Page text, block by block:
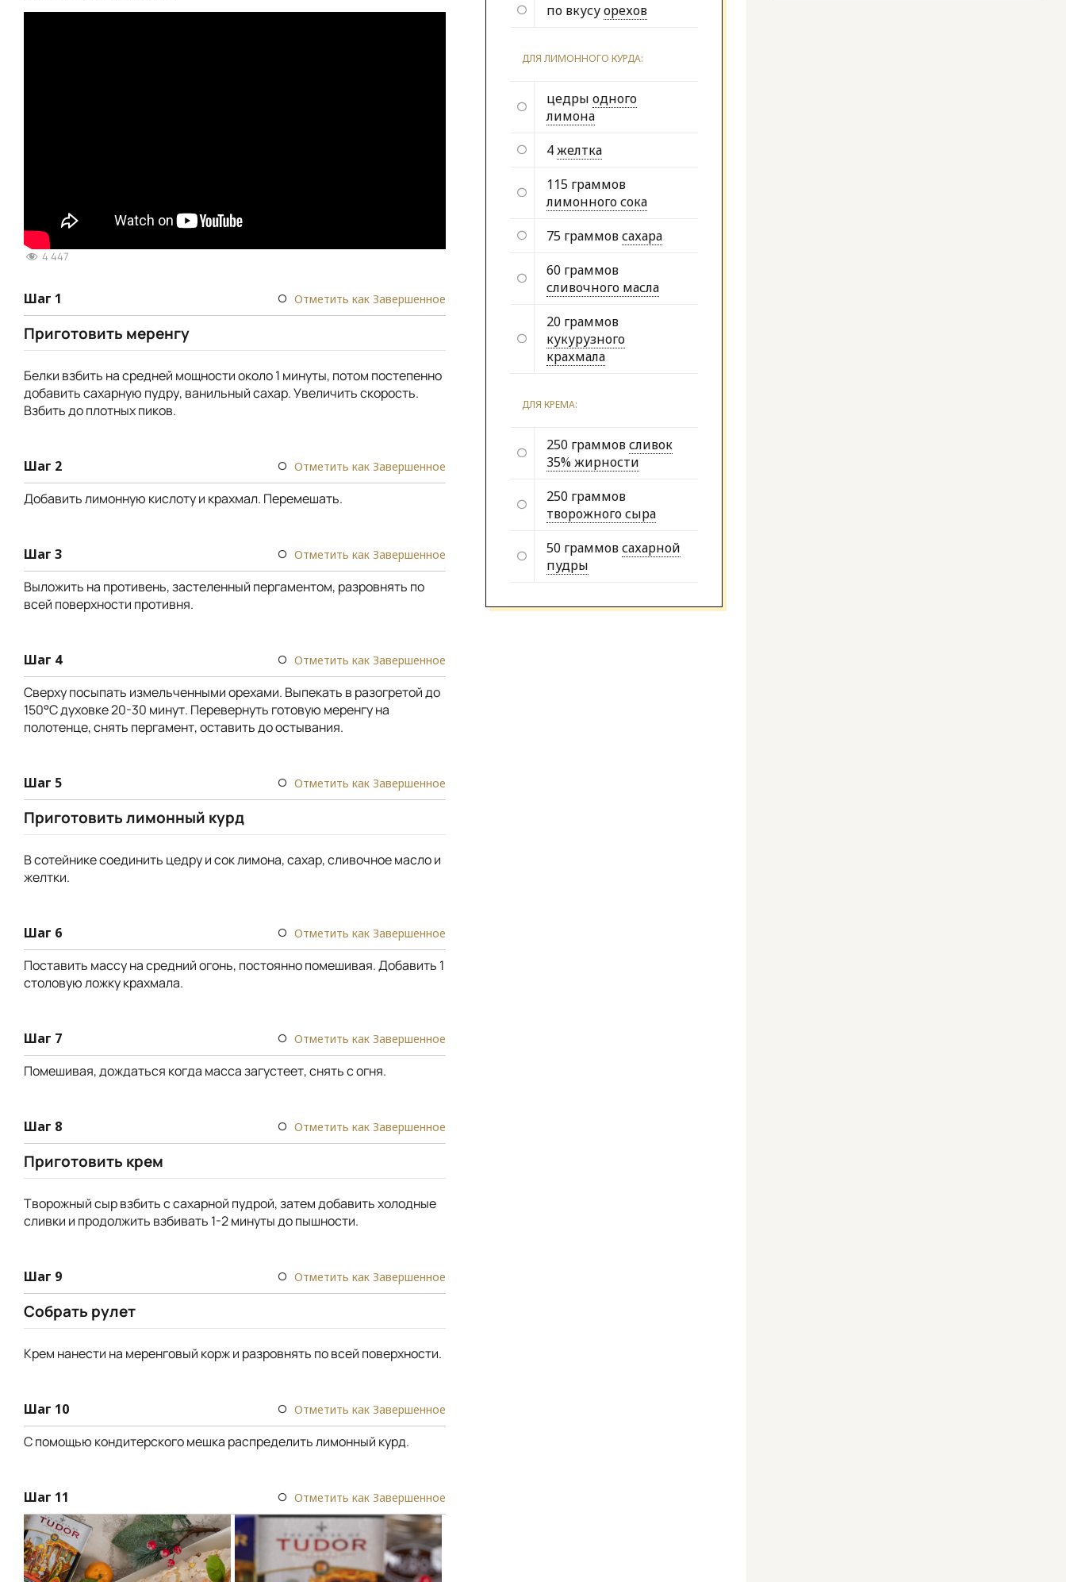
4 447
Шаг 1 Отметить как Завершенное
Приготовить меренгу
Белки взбить на средней мощности около 1 минуты, потом постепенно
добавить сахарную пудру, ванильный сахар. Увеличить скорость.
Взбить до плотных пиков.
Шаг 2 Отметить как Завершенное
Добавить лимонную кислоту и крахмал. Перемешать.
Шаг 3 Отметить как Завершенное
Выложить на противень, застеленный пергаментом, разровнять по
всей поверхности противня.
Шаг 4 Отметить как Завершенное
Сверху посыпать измельченными орехами. Выпекать в разогретой до
150°С духовке 20-30 минут. Перевернуть готовую меренгу на
полотенце, снять пергамент, оставить до остывания.
Шаг 5 Отметить как Завершенное
Приготовить лимонный курд
В сотейнике соединить цедру и сок лимона, сахар, сливочное масло и
желтки.
Шаг 6 Отметить как Завершенное
Поставить массу на средний огонь, постоянно помешивая. Добавить 1
столовую ложку крахмала.
Шаг 7 Отметить как Завершенное
Помешивая, дождаться когда масса загустеет, снять с огня.
Шаг 8 Отметить как Завершенное
Приготовить крем
Творожный сыр взбить с сахарной пудрой, затем добавить холодные
сливки и продолжить взбивать 1-2 минуты до пышности.
Шаг 9 Отметить как Завершенное
Собрать рулет
Крем нанести на меренговый корж и разровнять по всей поверхности.
Шаг 10 Отметить как Завершенное
С помощью кондитерского мешка распределить лимонный курд.
Шаг 11 Отметить как Завершенное
по вкусуорехов
ДЛЯ ЛИМОННОГО КУРДА:
цедры одного
лимона
4желтка
115 граммов
лимонного сока
75 граммовсахара
60 граммов
сливочного масла
20 граммов
кукурузного
крахмала
ДЛЯ КРЕМА:
250 граммовсливок
35% жирности
250 граммов
творожного сыра
50 граммовсахарной
пудры